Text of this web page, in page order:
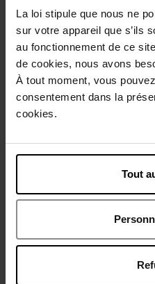
La loi stipule que nous ne
sur votre appareil que s’ils
au fonctionnement de ce
de cookies, nous avons
À tout moment, vous
consentement dans la
cookies.
Tout
Beschrijving
Gebruiksadvies
Karakteristieken
Review
Nog iets